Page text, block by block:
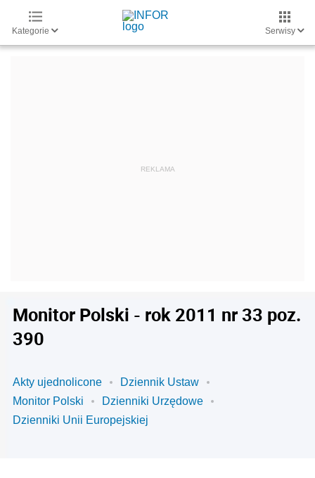
Kategorie Serwisy
Monitor Polski - rok 2011 nr 33 poz.
390
Akty ujednolicone
Dziennik Ustaw
Monitor Polski
Dzienniki Urzędowe
Dzienniki Unii Europejskiej